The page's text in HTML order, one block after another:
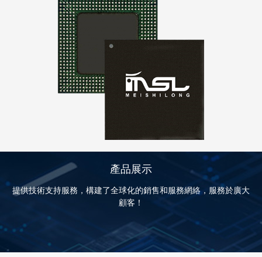
產品展示
提供技術支持服務，構建了全球化的銷售和服務網絡，服務於廣大
顧客！